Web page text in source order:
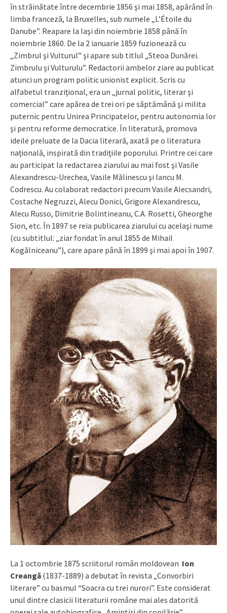
în străinătate între decembrie 1856 şi mai 1858, apărând în
limba franceză, la Bruxelles, sub numele „L’Étoile du
Danube”. Reapare la Iaşi din noiembrie 1858 până în
noiembrie 1860. De la 2 ianuarie 1859 fuzionează cu
„Zimbrul şi Vulturul” şi apare sub titlul „Steoa Dunărei.
Zimbrulu şi Vulturulu”. Redactorii ambelor ziare au publicat
atunci un program politic unionist explicit. Scris cu
alfabetul tranziţional, era un „jurnal politic, literar şi
comercial” care apărea de trei ori pe săptămână şi milita
puternic pentru Unirea Principatelor, pentru autonomia lor
şi pentru reforme democratice. În literatură, promova
ideile preluate de la Dacia literară, axată pe o literatura
naţională, inspirată din tradiţiile poporului. Printre cei care
au participat la redactarea ziarului au mai fost şi Vasile
Alexandrescu-Urechea, Vasile Mălinescu şi Iancu M.
Codrescu. Au colaborat redactori precum Vasile Alecsandri,
Costache Negruzzi, Alecu Donici, Grigore Alexandrescu,
Alecu Russo, Dimitrie Bolintineanu, C.A. Rosetti, Gheorghe
Sion, etc. În 1897 se reia publicarea ziarului cu acelaşi nume
(cu subtitlul: „ziar fondat în anul 1855 de Mihail
Kogălniceanu”), care apare până în 1899 şi mai apoi în 1907.
La 1 octombrie 1875 scriitorul român moldovean Ion
Creangă (1837-1889) a debutat în revista „Convorbiri
literare” cu basmul “Soacra cu trei nurori”. Este considerat
unul dintre clasicii literaturii române mai ales datorită